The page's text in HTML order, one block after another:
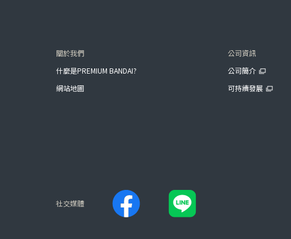
關於我們
什麼是PREMIUM BANDAI?
網站地圖
公司資訊
公司簡介
可持續發展
社交媒體